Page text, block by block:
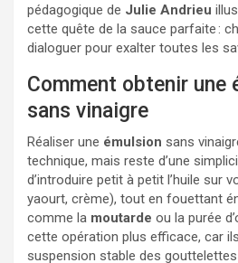
pédagogique de Julie Andrieu
cette quête de la sauce parfaite :
dialoguer pour exalter toutes les
Comment obtenir une
sans vinaigre
Réaliser une émulsion sans
technique, mais reste d’une
d’introduire petit à petit l’huile sur
yaourt, crème), tout en fouettant
comme la moutarde ou la purée
cette opération plus efficace, car
suspension stable des gouttelettes